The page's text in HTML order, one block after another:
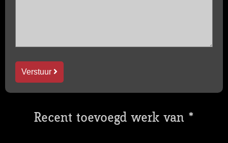
Verstuur
Recent toevoegd werk van *